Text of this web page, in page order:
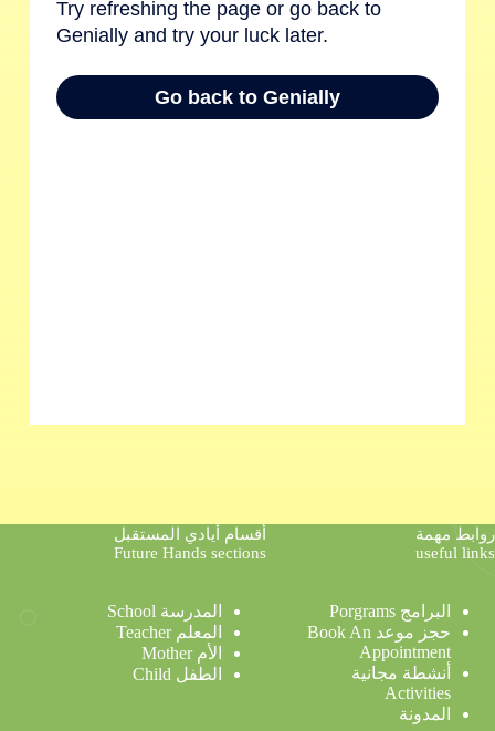
روابط مهمة
useful links
البرامج Porgrams
حجز موعد Book An
Appointment
أنشطة مجانية
Activities
المدونة
أقسام أيادي المستقبل
Future Hands sections
المدرسة School
المعلم Teacher
الأم Mother
الطفل Child